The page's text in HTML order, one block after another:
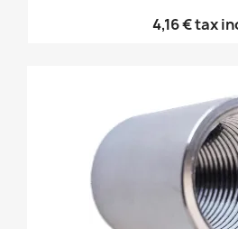
4,16 €tax